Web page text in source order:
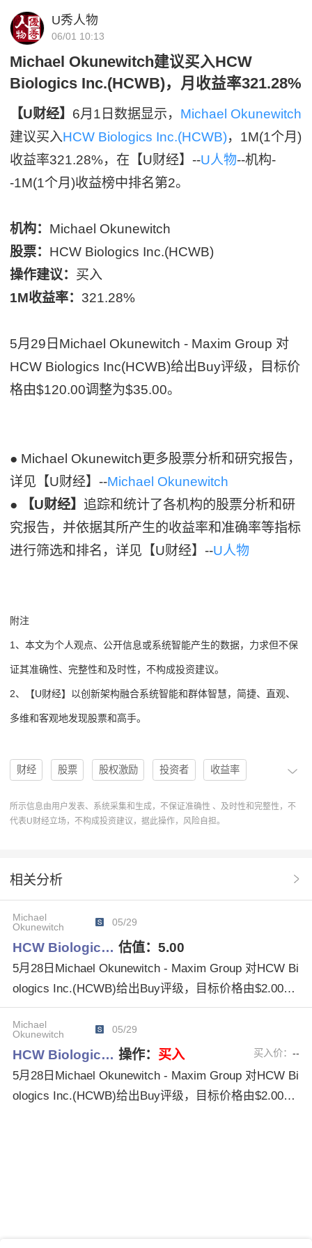
U秀人物
06/01 10:13
Michael Okunewitch建议买入HCW
Biologics Inc.(HCWB)，月收益率321.28%
【U财经】 6月1日数据显示， Michael Okunewitch
建议买入HCW Biologics Inc.(HCWB)，1M(1个月)
收益率321.28%，在【U财经】--U人物--机构-
-1M(1个月)收益榜中排名第2。
机构： Michael Okunewitch
股票： HCW Biologics Inc.(HCWB)
操作建议： 买入
1M收益率：321.28%
5月29日Michael Okunewitch - Maxim Group 对
HCW Biologics Inc(HCWB)给出Buy评级，目标价
格由$120.00调整为$35.00。
● Michael Okunewitch更多股票分析和研究报告，
详见【U财经】--Michael Okunewitch
●
【U财经】追踪和统计了各机构的股票分析和研
究报告，并依据其所产生的收益率和准确率等指标
进行筛选和排名，详见【U财经】--U人物
附注
1、本文为个人观点、公开信息或系统智能产生的数据，力求但不保
证其准确性、完整性和及时性，不构成投资建议。
2、【U财经】以创新架构融合系统智能和群体智慧，简捷、直观、
多维和客观地发现股票和高手。
财经 股票 股权激励 投资者 收益率
机构 分析 投资建议 买入 高手 协作
目标价格
月收益率 MichaelOkunewitch
HCWBiologicsIncHCWB
所示信息由用户发表、系统采集和生成，不保证准确性 、及时性和完整性，不
代表U财经立场，不构成投资建议，据此操作，风险自担。
相关分析
Michael
Okunewitch
05/29
HCW Biologic… 估值： 5.00
5月28日Michael Okunewitch - Maxim Group 对HCW Bi
ologics Inc.(HCWB)给出Buy评级，目标价格由$2.00调
整为$5.00。
Michael
Okunewitch
05/29
HCW Biologic… 操作： 买入 买入价：--
5月28日Michael Okunewitch - Maxim Group 对HCW Bi
ologics Inc.(HCWB)给出Buy评级，目标价格由$2.00调